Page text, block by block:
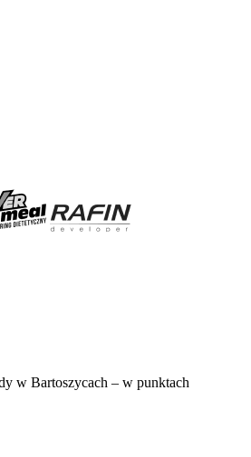
w Bartoszycach – w punktach